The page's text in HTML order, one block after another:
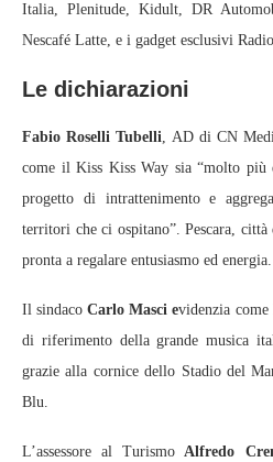
Italia, Plenitude, Kidult, DR
Nescafé Latte, e i gadget esclusivi
Le dichiarazioni
Fabio Roselli Tubelli, AD di CN
come il Kiss Kiss Way sia “molto più
progetto di intrattenimento e
territori che ci ospitano”. Pescara,
pronta a regalare entusiasmo ed energia.
Il sindacoCarlo Masci evidenzia come
di riferimento della grande musica
grazie alla cornice dello Stadio del
Blu.
L’assessore al Turismo Alfredo